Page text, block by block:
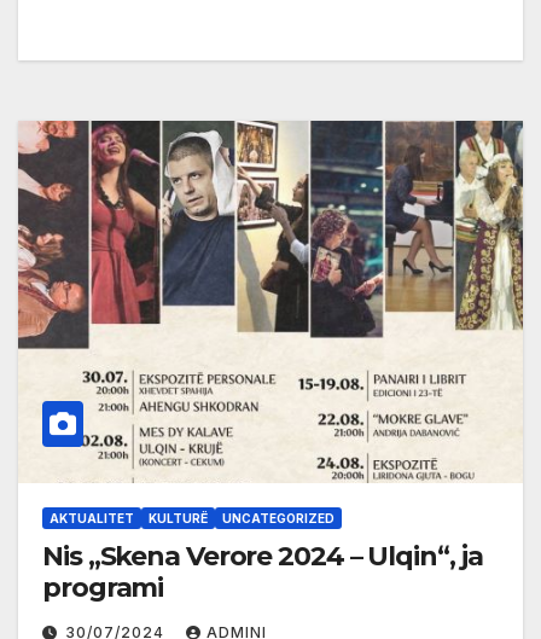
AKTUALITET KULTURË UNCATEGORIZED
Nis „Skena Verore 2024 – Ulqin“, ja
programi
30/07/2024 ADMINI